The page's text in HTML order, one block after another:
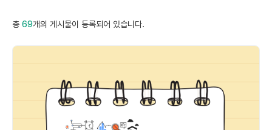
총 69개의 게시물이 등록되어 있습니다.